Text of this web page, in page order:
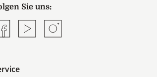
Sie uns:
YouTubeInstagram